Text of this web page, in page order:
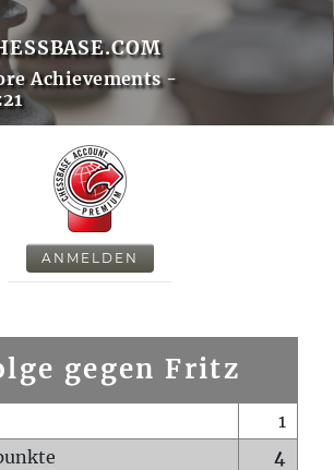
Achievements -
ANMELDEN
gegen Fritz
1
4